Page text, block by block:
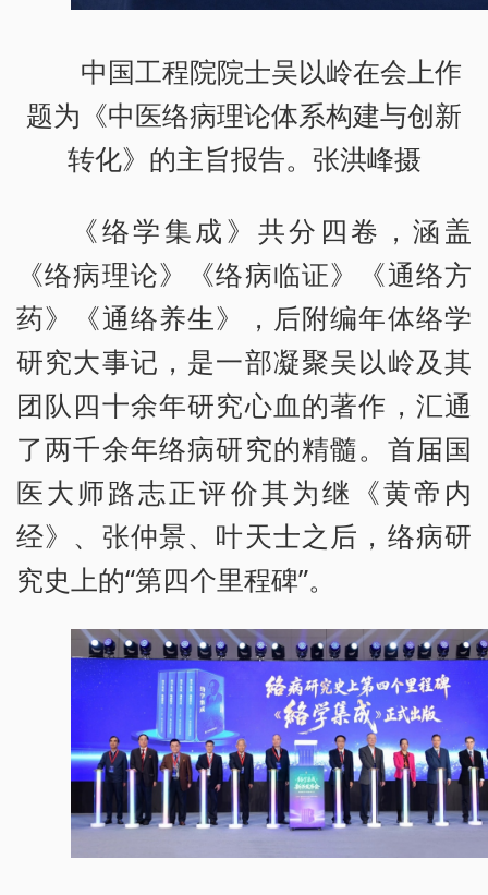
中国工程院院士吴以岭在会上作
题为《中医络病理论体系构建与创新
转化》的主旨报告。张洪峰摄
《络学集成》共分四卷，涵盖
《络病理论》《络病临证》《通络方
药》《通络养生》，后附编年体络学
研究大事记，是一部凝聚吴以岭及其
团队四十余年研究心血的著作，汇通
了两千余年络病研究的精髓。首届国
医大师路志正评价其为继《黄帝内
经》、张仲景、叶天士之后，络病研
究史上的“第四个里程碑”。